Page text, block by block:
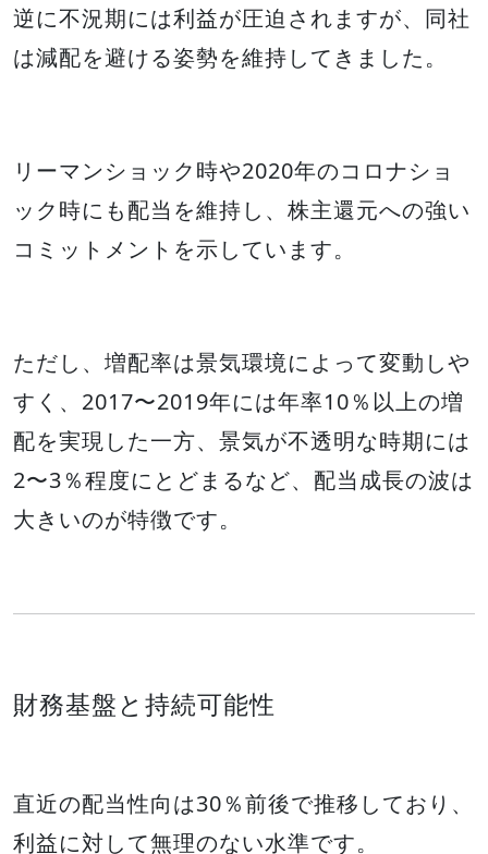
逆に不況期には利益が圧迫されますが、同社
は減配を避ける姿勢を維持してきました。
リーマンショック時や2020年のコロナショ
ック時にも配当を維持し、株主還元への強い
コミットメントを示しています。
ただし、増配率は景気環境によって変動しや
すく、2017〜2019年には年率10％以上の増
配を実現した一方、景気が不透明な時期には
2〜3％程度にとどまるなど、配当成長の波は
大きいのが特徴です。
財務基盤と持続可能性
直近の配当性向は30％前後で推移しており、
利益に対して無理のない水準です。